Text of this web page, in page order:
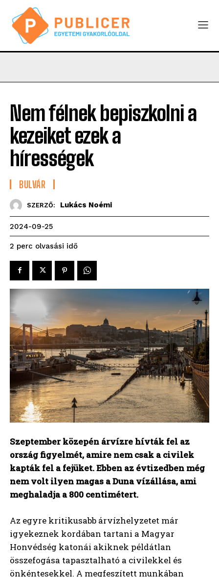
Nem félnek bepiszkolni a
kezeiket ezek a
hírességek
BULVÁR
SZERZŐ: Lukács Noémi
2024-09-25
2 perc olvasási idő
Szeptember közepén árvízre hívták fel az
ország figyelmét, amire nem csak a civilek
kapták fel a fejüket. Ebben az évtizedben még
nem volt ilyen magas a Duna vízállása, ami
meghaladja a 800 centimétert.
Az egyre kritikusabb árvízhelyzetet már
igyekeznek kordában tartani a Magyar
Honvédség katonái akiknek példátlan
összefogása tapasztalható a civilekkel és
önkéntesekkel. A megfeszített munkában